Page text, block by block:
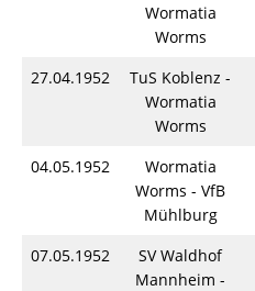
Wormatia
Worms
27.04.1952
TuS Koblenz -
Wormatia
Worms
04.05.1952
Wormatia
Worms - VfB
Mühlburg
07.05.1952
SV Waldhof
Mannheim -